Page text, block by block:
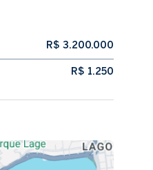
R$ 3.200.000
R$ 1.250